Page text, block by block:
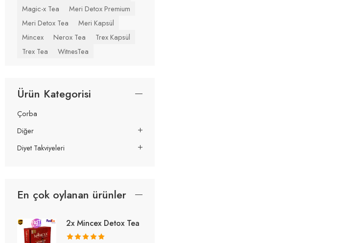
Magic-x Tea
Meri Detox Premium
Meri Detox Tea
Meri Kapsül
Mincex
Nerox Tea
Trex Kapsül
Trex Tea
WitnesTea
Ürün Kategorisi
Çorba
Diğer
Diyet Takviyeleri
En çok oylanan ürünler
2x Mincex Detox Tea